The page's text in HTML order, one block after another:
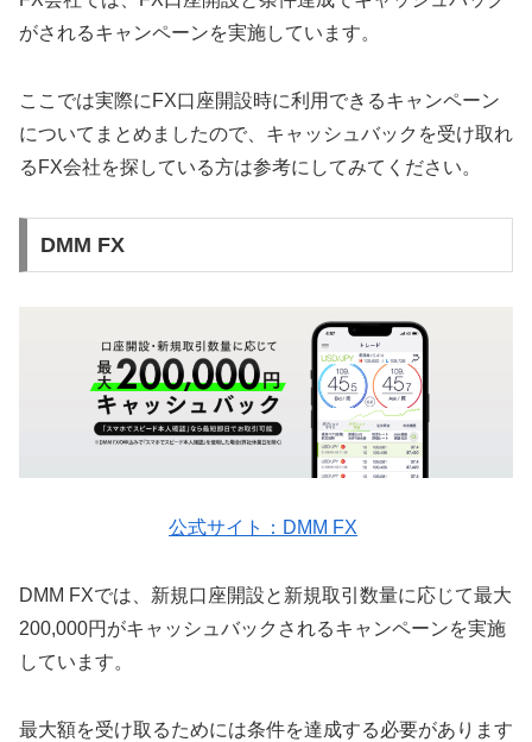
がされるキャンペーンを実施しています。
ここでは実際にFX口座開設時に利用できるキャンペーン
についてまとめましたので、キャッシュバックを受け取れ
るFX会社を探している方は参考にしてみてください。
DMM FX
公式サイト：DMM FX
DMM FXでは、新規口座開設と新規取引数量に応じて最大
200,000円がキャッシュバックされるキャンペーンを実施
しています。
最大額を受け取るためには条件を達成する必要があります